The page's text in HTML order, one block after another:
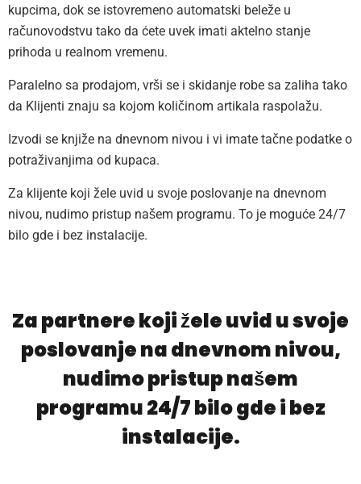
kupcima, dok se istovremeno automatski beleže u
računovodstvu tako da ćete uvek imati aktelno stanje
prihoda u realnom vremenu.
Paralelno sa prodajom, vrši se i skidanje robe sa zaliha tako
da Klijenti znaju sa kojom količinom artikala raspolažu.
Izvodi se knjiže na dnevnom nivou i vi imate tačne podatke o
potraživanjima od kupaca.
Za klijente koji žele uvid u svoje poslovanje na dnevnom
nivou, nudimo pristup našem programu. To je moguće 24/7
bilo gde i bez instalacije.
Za partnere koji žele uvid u svoje
poslovanje na dnevnom nivou,
nudimo pristup našem
programu 24/7 bilo gde i bez
instalacije.